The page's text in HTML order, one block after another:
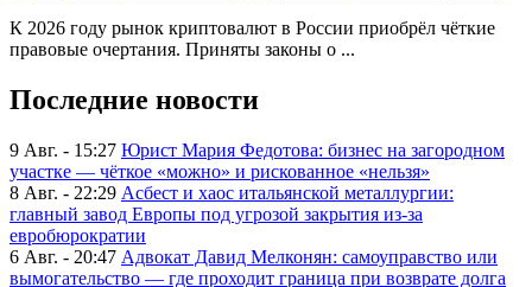
К 2026 году рынок криптовалют в России приобрёл чёткие
правовые очертания. Приняты законы о ...
Последние новости
9 Авг. - 15:27 Юрист Мария Федотова: бизнес на загородном
участке — чёткое «можно» и рискованное «нельзя»
8 Авг. - 22:29 Асбест и хаос итальянской металлургии:
главный завод Европы под угрозой закрытия из-за
евробюрократии
6 Авг. - 20:47 Адвокат Давид Мелконян: самоуправство или
вымогательство — где проходит граница при возврате долга